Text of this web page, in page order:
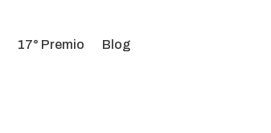
17° Premio Blog